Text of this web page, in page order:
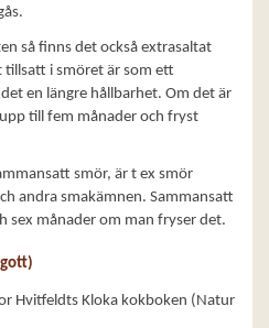
så finns det också extrasaltat
tillsatt i smöret är som ett
en längre hållbarhet. Om det är
till fem månader och fryst
smör, är t ex smör
andra smakämnen. Sammansatt
sex månader om man fryser det.
Hvitfeldts Kloka kokboken (Natur